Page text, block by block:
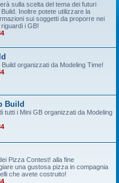
sulla scelta del tema dei futuri
Inoltre potete utilizzare la
sui soggetti da proporre nei
i GB!
organizzati da Modeling Time!
Build
tutti i Mini GB organizzati da Modeling
Pizza Contest! alla fine
una gustosa pizza in compagnia
che avete costruito!